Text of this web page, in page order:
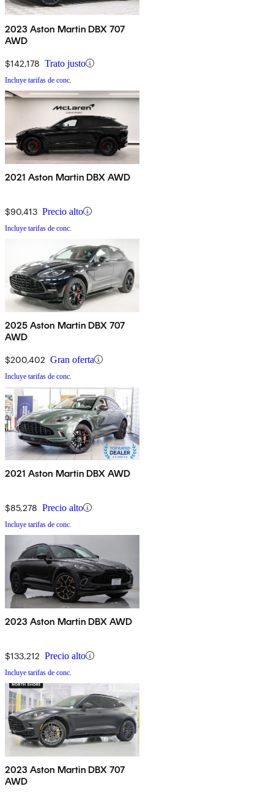
2023 Aston Martin DBX 707
AWD
$142,178 Trato justo
Incluye tarifas de conc.
2021 Aston Martin DBX AWD
$90,413 Precio alto
Incluye tarifas de conc.
2025 Aston Martin DBX 707
AWD
$200,402 Gran oferta
Incluye tarifas de conc.
2021 Aston Martin DBX AWD
$85,278 Precio alto
Incluye tarifas de conc.
2023 Aston Martin DBX AWD
$133,212 Precio alto
Incluye tarifas de conc.
2023 Aston Martin DBX 707
AWD